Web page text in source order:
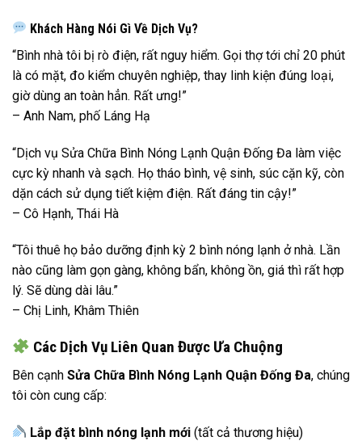
Khách Hàng Nói Gì Về Dịch Vụ?
“Bình nhà tôi bị rò điện, rất nguy hiểm. Gọi thợ tới chỉ 20 phút
là có mặt, đo kiểm chuyên nghiệp, thay linh kiện đúng loại,
giờ dùng an toàn hẳn. Rất ưng!”
– Anh Nam, phố Láng Hạ
“Dịch vụ Sửa Chữa Bình Nóng Lạnh Quận Đống Đa làm việc
cực kỳ nhanh và sạch. Họ tháo bình, vệ sinh, súc cặn kỹ, còn
dặn cách sử dụng tiết kiệm điện. Rất đáng tin cậy!”
– Cô Hạnh, Thái Hà
“Tôi thuê họ bảo dưỡng định kỳ 2 bình nóng lạnh ở nhà. Lần
nào cũng làm gọn gàng, không bẩn, không ồn, giá thì rất hợp
lý. Sẽ dùng dài lâu.”
– Chị Linh, Khâm Thiên
Các Dịch Vụ Liên Quan Được Ưa Chuộng
Bên cạnh Sửa Chữa Bình Nóng Lạnh Quận Đống Đa, chúng
tôi còn cung cấp:
Lắp đặt bình nóng lạnh mới (tất cả thương hiệu)